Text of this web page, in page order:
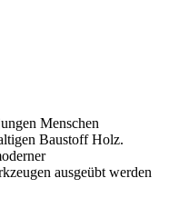
Menschen
Baustoff Holz.
ausgeübt werden